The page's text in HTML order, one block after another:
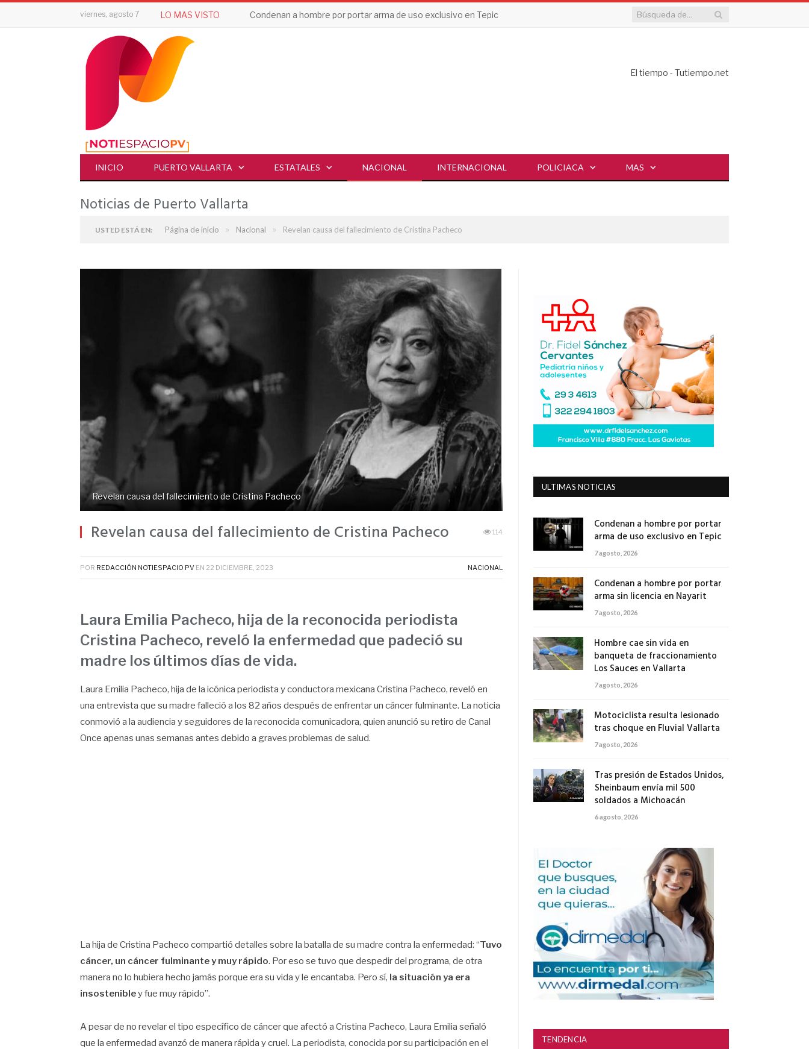
viernes, agosto 7 LO MAS VISTO Condenan a hombre por portar arma de uso exclusivo en Tepic
El tiempo - Tutiempo.net
INICIO PUERTO VALLARTA ESTATALES NACIONAL INTERNACIONAL POLICIACA MAS
Noticias de Puerto Vallarta
USTED ESTÁ EN: Página de inicio » Nacional » Revelan causa del fallecimiento de Cristina Pacheco
Revelan causa del fallecimiento de Cristina Pacheco
Revelan causa del fallecimiento de Cristina Pacheco 114
POR REDACCIÓN NOTIESPACIO PV EN 22 DICIEMBRE, 2023 NACIONAL
Laura Emilia Pacheco, hija de la reconocida periodista
Cristina Pacheco, reveló la enfermedad que padeció su
madre los últimos días de vida.
Laura Emilia Pacheco, hija de la icónica periodista y conductora mexicana Cristina Pacheco, reveló en
una entrevista que su madre falleció a los 82 años después de enfrentar un cáncer fulminante. La noticia
conmovió a la audiencia y seguidores de la reconocida comunicadora, quien anunció su retiro de Canal
Once apenas unas semanas antes debido a graves problemas de salud.
La hija de Cristina Pacheco compartió detalles sobre la batalla de su madre contra la enfermedad: “Tuvo
cáncer, un cáncer fulminante y muy rápido. Por eso se tuvo que despedir del programa, de otra
manera no lo hubiera hecho jamás porque era su vida y le encantaba. Pero sí, la situación ya era
insostenibley fue muy rápido”.
A pesar de no revelar el tipo específico de cáncer que afectó a Cristina Pacheco, Laura Emilia señaló
que la enfermedad avanzó de manera rápida y cruel. La periodista, conocida por su participación en el
ULTIMAS NOTICIAS
Condenan a hombre por portar
arma de uso exclusivo en Tepic
7 agosto, 2026
Condenan a hombre por portar
arma sin licencia en Nayarit
7 agosto, 2026
Hombre cae sin vida en
banqueta de fraccionamiento
Los Sauces en Vallarta
7 agosto, 2026
Motociclista resulta lesionado
tras choque en Fluvial Vallarta
7 agosto, 2026
Tras presión de Estados Unidos,
Sheinbaum envía mil 500
soldados a Michoacán
6 agosto, 2026
TENDENCIA